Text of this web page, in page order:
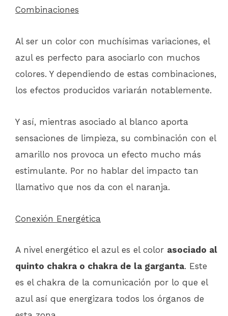
Combinaciones
Al ser un color con muchísimas variaciones, el
azul es perfecto para asociarlo con muchos
colores. Y dependiendo de estas combinaciones,
los efectos producidos variarán notablemente.
Y así, mientras asociado al blanco aporta
sensaciones de limpieza, su combinación con el
amarillo nos provoca un efecto mucho más
estimulante. Por no hablar del impacto tan
llamativo que nos da con el naranja.
Conexión Energética
A nivel energético el azul es el color asociado al
quinto chakra o chakra de la garganta. Este
es el chakra de la comunicación por lo que el
azul así que energizara todos los órganos de